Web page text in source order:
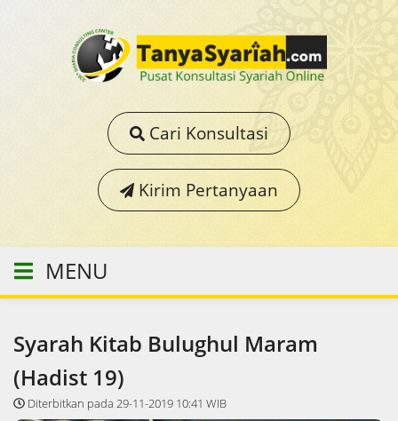
Cari Konsultasi
Kirim Pertanyaan
MENU
Syarah Kitab Bulughul Maram
(Hadist 19)
Diterbitkan pada 29-11-2019 10:41 WIB